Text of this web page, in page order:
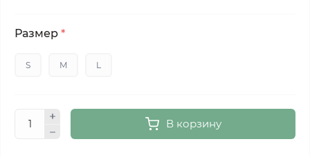
Размер *
S M L
В корзину